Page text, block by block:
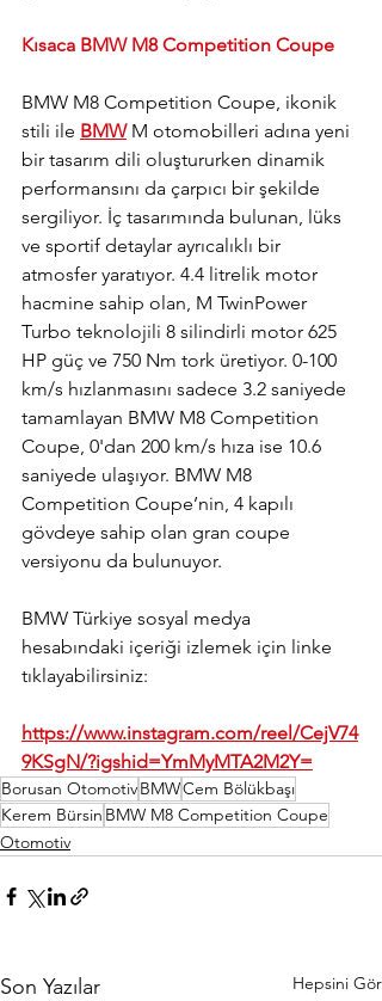
Kısaca BMW M8 Competition Coupe
BMW M8 Competition Coupe, ikonik
stili ile BMW M otomobilleri adına yeni
bir tasarım dili oluştururken dinamik
performansını da çarpıcı bir şekilde
sergiliyor. İç tasarımında bulunan, lüks
ve sportif detaylar ayrıcalıklı bir
atmosfer yaratıyor. 4.4 litrelik motor
hacmine sahip olan, M TwinPower
Turbo teknolojili 8 silindirli motor 625
HP güç ve 750 Nm tork üretiyor. 0-100
km/s hızlanmasını sadece 3.2 saniyede
tamamlayan BMW M8 Competition
Coupe, 0'dan 200 km/s hıza ise 10.6
saniyede ulaşıyor. BMW M8
Competition Coupe’nin, 4 kapılı
gövdeye sahip olan gran coupe
versiyonu da bulunuyor.
BMW Türkiye sosyal medya
hesabındaki içeriği izlemek için linke
tıklayabilirsiniz:
https://www.instagram.com/reel/CejV74
9KSgN/?igshid=YmMyMTA2M2Y=
Borusan OtomotivBMWCem Bölükbaşı
Kerem Bürsin BMW M8 Competition Coupe
Otomotiv
Son Yazılar Hepsini Gör